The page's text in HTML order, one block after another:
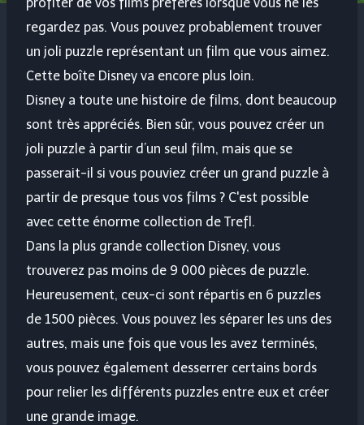
regardez pas. Vous pouvez probablement trouver
un joli puzzle représentant un film que vous aimez.
Cette boîte Disney va encore plus loin.
Disney a toute une histoire de films, dont beaucoup
sont très appréciés. Bien sûr, vous pouvez créer un
joli puzzle à partir d’un seul film, mais que se
passerait-il si vous pouviez créer un grand puzzle à
partir de presque tous vos films ? C'est possible
avec cette énorme collection de Trefl.
Dans la plus grande collection Disney, vous
trouverez pas moins de 9 000 pièces de puzzle.
Heureusement, ceux-ci sont répartis en 6 puzzles
de 1500 pièces. Vous pouvez les séparer les uns des
autres, mais une fois que vous les avez terminés,
vous pouvez également desserrer certains bords
pour relier les différents puzzles entre eux et créer
une grande image.